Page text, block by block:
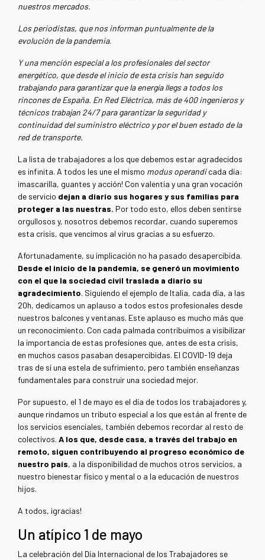
nuestros mercados.
Los periodistas, que nos informan puntualmente de la
evolución de la pandemia.
Y una mención especial a los profesionales del sector
energético, que desde el inicio de esta crisis han seguido
trabajando para garantizar que la energía llegs a todos los
rincones de España. En Red Eléctrica, más de 400 ingenieros y
técnicos trabajan 24/7 para garantizar la seguridad y
continuidad del suministro eléctrico y por el buen estado de la
red de transporte.
La lista de trabajadores a los que debemos estar agradecidos
es infinita. A todos les une el mismo modus operandicada día:
¡mascarilla, guantes y acción! Con valentía y una gran vocación
de servicio dejan a diario sus hogares y sus familias para
proteger a las nuestras. Por todo esto, ellos deben sentirse
orgullosos y, nosotros debemos recordar, cuando superemos
esta crisis, que vencimos al virus gracias a su esfuerzo.
Afortunadamente, su implicación no ha pasado desapercibida.
Desde el inicio de la pandemia, se generó un movimiento
con el que la sociedad civil traslada a diario su
agradecimiento. Siguiendo el ejemplo de Italia, cada día, a las
20h, dedicamos un aplauso a todos estos profesionales desde
nuestros balcones y ventanas. Este aplauso es mucho más que
un reconocimiento. Con cada palmada contribuimos a visibilizar
la importancia de estas profesiones que, antes de esta crisis,
en muchos casos pasaban desapercibidas. El COVID-19 deja
tras de sí una estela de sufrimiento, pero también enseñanzas
fundamentales para construir una sociedad mejor.
Por supuesto, el 1 de mayo es el día de todos los trabajadores y,
aunque rindamos un tributo especial a los que están al frente de
los servicios esenciales, también debemos recordar al resto de
colectivos. A los que, desde casa, a través del trabajo en
remoto, siguen contribuyendo al progreso económico de
nuestro país, a la disponibilidad de muchos otros servicios, a
nuestro bienestar físico y mental o a la educación de nuestros
hijos.
A todos, ¡gracias!
Un atípico 1 de mayo
La celebración del Día Internacional de los Trabajadores se